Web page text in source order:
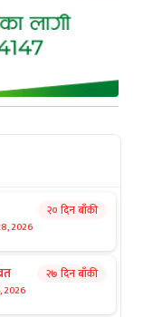
2026
२० दिन बाँकी
2026
२७ दिन बाँकी